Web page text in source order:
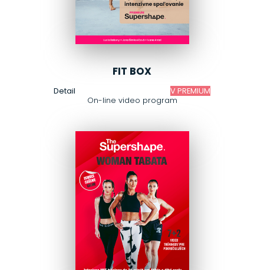
FIT BOX
On-line video program
Detail V PREMIUM